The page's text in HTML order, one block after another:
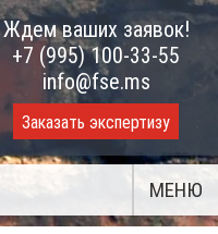
Ждем ваших заявок!
+7 (995) 100-33-55
info@fse.ms
Заказать экспертизу
МЕНЮ